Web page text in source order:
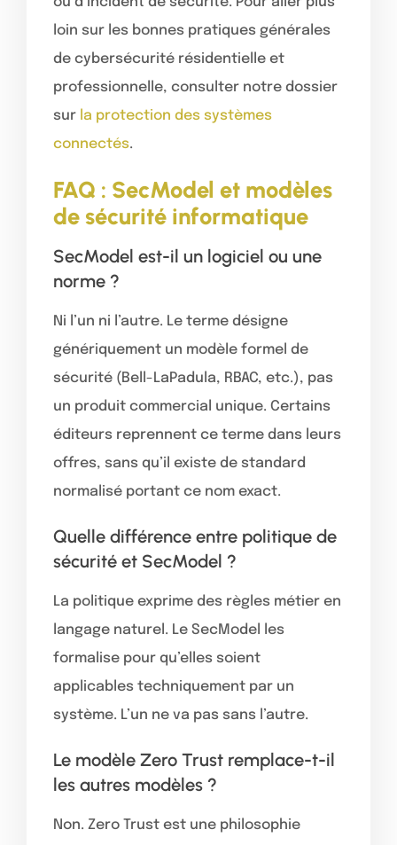
loin sur les bonnes pratiques générales
de cybersécurité résidentielle et
professionnelle, consulter notre dossier
sur la protection des systèmes
connectés.
FAQ : SecModel et modèles
de sécurité informatique
SecModel est-il un logiciel ou une
norme ?
Ni l’un ni l’autre. Le terme désigne
génériquement un modèle formel de
sécurité (Bell-LaPadula, RBAC, etc.), pas
un produit commercial unique. Certains
éditeurs reprennent ce terme dans leurs
offres, sans qu’il existe de standard
normalisé portant ce nom exact.
Quelle différence entre politique de
sécurité et SecModel ?
La politique exprime des règles métier en
langage naturel. Le SecModel les
formalise pour qu’elles soient
applicables techniquement par un
système. L’un ne va pas sans l’autre.
Le modèle Zero Trust remplace-t-il
les autres modèles ?
Non. Zero Trust est une philosophie